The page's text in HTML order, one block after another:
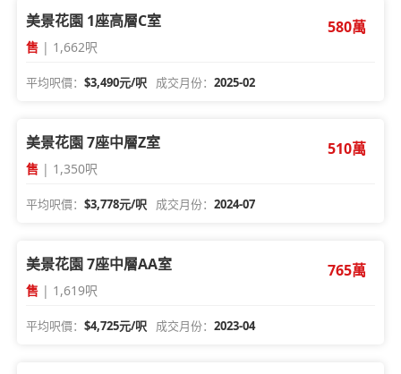
美景花園 1座高層C室
售 | 1,662呎
580萬
平均呎價：$3,490元/呎 成交月份：2025-02
美景花園 7座中層Z室
售 | 1,350呎
510萬
平均呎價：$3,778元/呎 成交月份：2024-07
美景花園 7座中層AA室
售 | 1,619呎
765萬
平均呎價：$4,725元/呎 成交月份：2023-04